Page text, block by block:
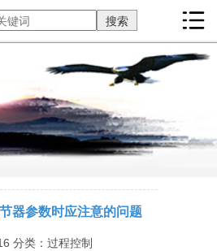
器参数时应注意的问题
分类：过程控制